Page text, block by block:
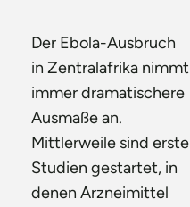
Der Ebola-Ausbruch
in Zentralafrika nimmt
immer dramatischere
Ausmaße an.
Mittlerweile sind erste
Studien gestartet, in
denen Arzneimittel